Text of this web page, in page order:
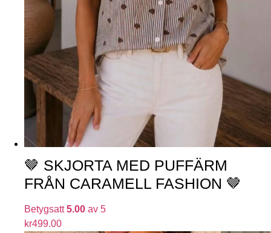
🤎 SKJORTA MED PUFFÄRM
FRÅN CARAMELL FASHION 🤎
Betygsatt5.00 av 5
kr499.00